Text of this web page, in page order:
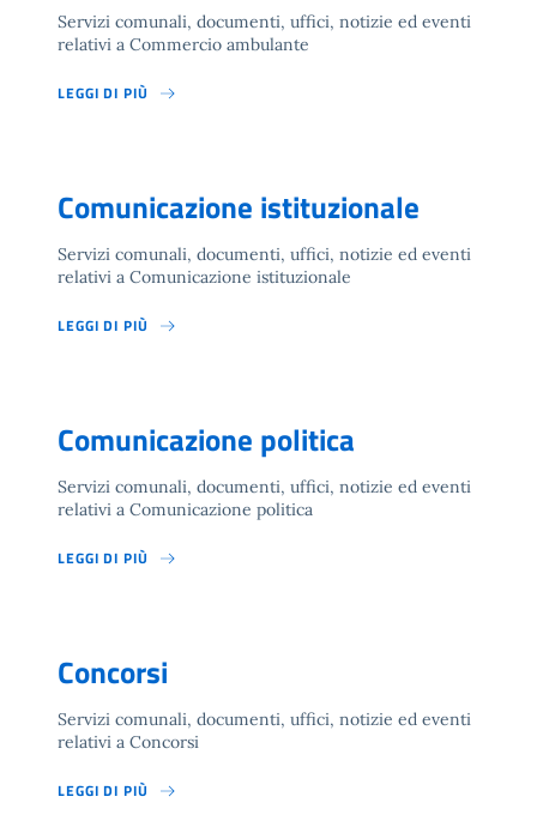
Servizi comunali, documenti, uffici, notizie ed eventi
relativi a Commercio ambulante
LEGGI DI PIÙ
Comunicazione istituzionale
Servizi comunali, documenti, uffici, notizie ed eventi
relativi a Comunicazione istituzionale
LEGGI DI PIÙ
Comunicazione politica
Servizi comunali, documenti, uffici, notizie ed eventi
relativi a Comunicazione politica
LEGGI DI PIÙ
Concorsi
Servizi comunali, documenti, uffici, notizie ed eventi
relativi a Concorsi
LEGGI DI PIÙ